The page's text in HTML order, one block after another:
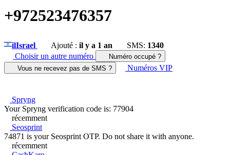
+972523476357
ilIsrael Ajouté : il y a 1 an SMS: 1340
Choisir un autre numéro
Numéro occupé ?
Vous ne recevez pas de SMS ?
Numéros VIP
Spryng
Your Spryng verification code is: 77904
récemment
Seosprint
74871 is your Seosprint OTP. Do not share it with anyone.
récemment